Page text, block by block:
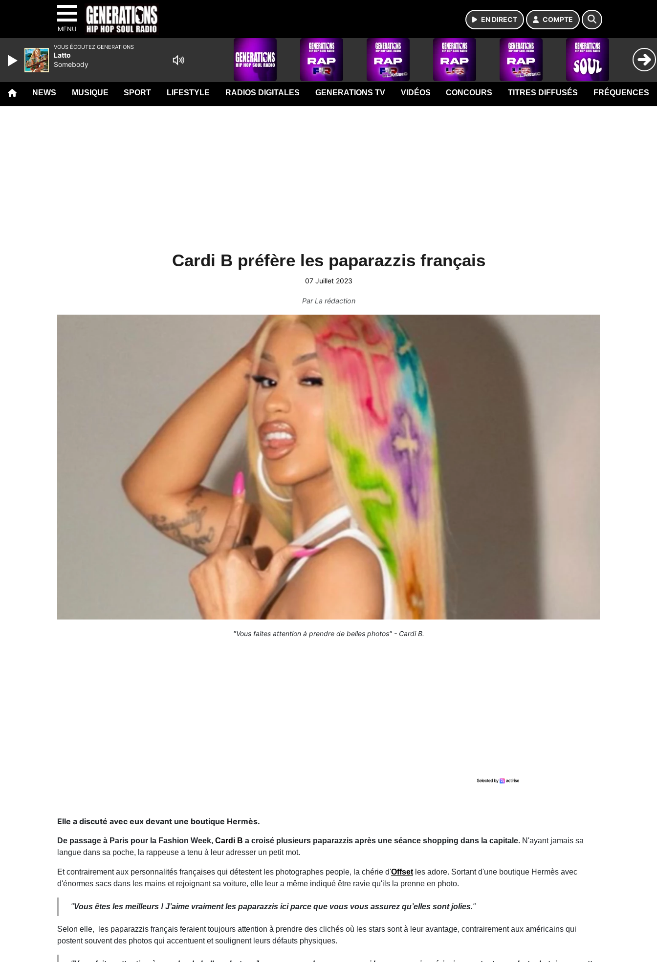
MENU
EN DIRECT COMPTE
NEWS MUSIQUE SPORT LIFESTYLE RADIOS DIGITALES GENERATIONS TV VIDÉOS CONCOURS TITRES DIFFUSÉS FRÉQUENCES
Cardi B préfère les paparazzis français
07 Juillet 2023
ParLa rédaction
"Vous faites attention à prendre de belles photos" - Cardi B.
Elle a discuté avec eux devant une boutique Hermès.
De passage à Paris pour la Fashion Week, Cardi B a croisé plusieurs paparazzis après une séance shopping dans la capitale. N'ayant jamais sa
langue dans sa poche, la rappeuse a tenu à leur adresser un petit mot.
Et contrairement aux personnalités françaises qui détestent les photographes people, la chérie d'Offset les adore. Sortant d'une boutique Hermès avec
d'énormes sacs dans les mains et rejoignant sa voiture, elle leur a même indiqué être ravie qu'ils la prenne en photo.
"Vous êtes les meilleurs ! J’aime vraiment les paparazzis ici parce que vous vous assurez qu’elles sont jolies."
Selon elle, les paparazzis français feraient toujours attention à prendre des clichés où les stars sont à leur avantage, contrairement aux américains qui
postent souvent des photos qui accentuent et soulignent leurs défauts physiques.
VOUS ÉCOUTEZ GENERATIONS
Latto
Somebody